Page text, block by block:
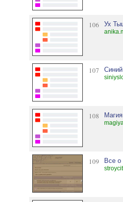
106 Ух
107
108
109 Все о